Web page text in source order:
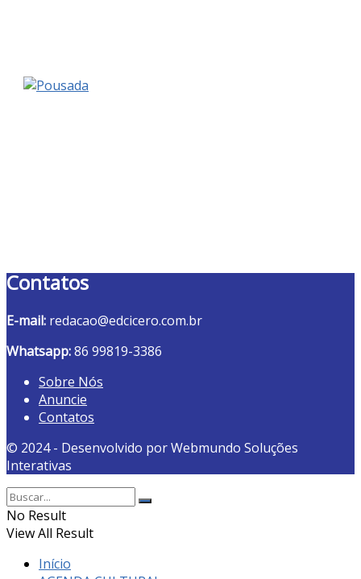
Contatos
E-mail: redacao@edcicero.com.br
Whatsapp:86 99819-3386
Sobre Nós
Anuncie
Contatos
© 2024 - Desenvolvido por Webmundo Soluções
Interativas
No Result
View All Result
Início